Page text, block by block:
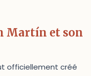
Martín et son
officiellement créé